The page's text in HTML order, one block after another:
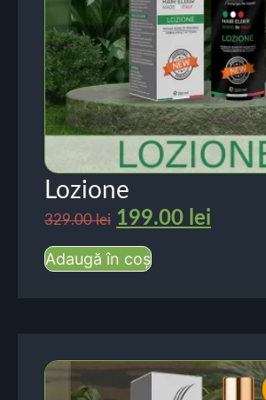
Lozione
329.00lei 199.00 lei
Adaugă în coș